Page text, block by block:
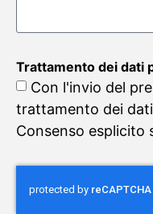
Trattamento dei dati
Con l'invio del
trattamento dei
Consenso esplicito